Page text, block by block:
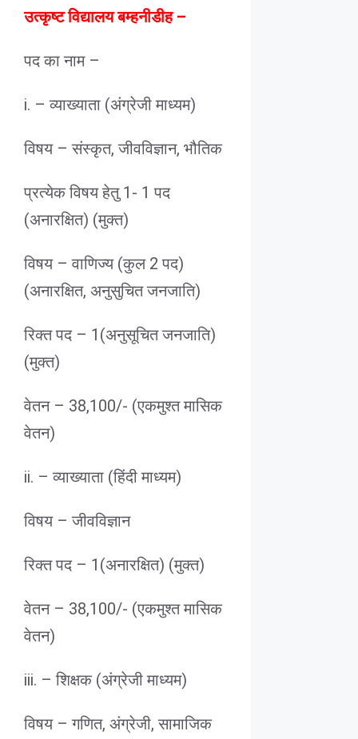
उत्कृष्ट विद्यालय बम्हनीडीह –
पद का नाम –
i. – व्याख्याता (अंग्रेजी माध्यम)
विषय – संस्कृत, जीवविज्ञान, भौतिक
प्रत्येक विषय हेतु 1- 1 पद
(अनारक्षित) (मुक्त)
विषय – वाणिज्य (कुल 2 पद)
(अनारक्षित, अनुसुचित जनजाति)
रिक्त पद – 1(अनुसूचित जनजाति)
(मुक्त)
वेतन – 38,100/- (एकमुश्त मासिक
वेतन)
ii. – व्याख्याता (हिंदी माध्यम)
विषय – जीवविज्ञान
रिक्त पद – 1(अनारक्षित) (मुक्त)
वेतन – 38,100/- (एकमुश्त मासिक
वेतन)
iii. – शिक्षक (अंग्रेजी माध्यम)
विषय – गणित, अंग्रेजी, सामाजिक